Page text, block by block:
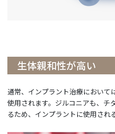
生体親和性が高い
通常、インプラント治療において
使用されます。ジルコニアも、チ
るため、インプラントに使用され